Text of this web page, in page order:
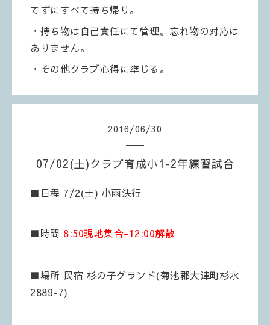
てずにすべて持ち帰り。
・持ち物は自己責任にて管理。忘れ物の対応は
ありません。
・その他クラブ心得に準じる。
2016/06/30
07/02(土)クラブ育成小1-2年練習試合
■日程 7/2(土) 小雨決行
■時間 8:50現地集合-12:00解散
■場所 民宿 杉の子グランド(菊池郡大津町杉水
2889-7)